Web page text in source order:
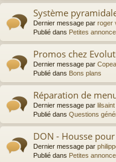
Système
Dernier message par roger
Publié dans Petites
Promos chez
Dernier message par
Publié dans Bons plans
Réparation de
Dernier message par lilsaint
Publié dans Questions
DON - Housse pour
Dernier message par
Publié dans Petites